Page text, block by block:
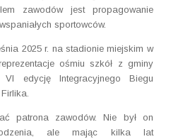
zawodów jest propagowanie
sportowców.
2025 r. na stadionie miejskim w
ośmiu szkół z gminy
edycję Integracyjnego Biegu
patrona zawodów. Nie był on
ale mając kilka lat